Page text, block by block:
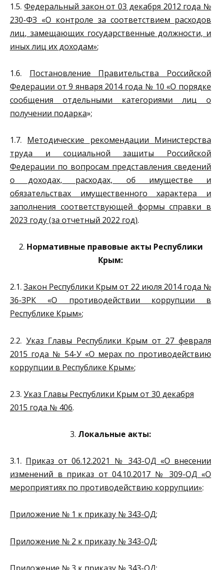
1.5. Федеральный закон от 03 декабря 2012 года №
230-ФЗ «О контроле за соответствием расходов
лиц, замещающих государственные должности, и
иных лиц их доходам»;
1.6. Постановление Правительства Российской
Федерации от 9 января 2014 года № 10 «О порядке
сообщения отдельными категориями лиц о
получении подарка»;
1.7. Методические рекомендации Министерства
труда и социальной защиты Российской
Федерации по вопросам представления сведений
о доходах, расходах, об имуществе и
обязательствах имущественного характера и
заполнения соответствующей формы справки в
2023 году (за отчетный 2022 год).
2. Нормативные правовые акты Республики
Крым:
2.1. Закон Республики Крым от 22 июля 2014 года №
36-ЗРК «О противодействии коррупции в
Республике Крым»;
2.2. Указ Главы Республики Крым от 27 февраля
2015 года № 54-У «О мерах по противодействию
коррупции в Республике Крым»;
2.3. Указ Главы Республики Крым от 30 декабря
2015 года № 406.
3. Локальные акты:
3.1. Приказ от 06.12.2021 № 343-ОД «О внесении
изменений в приказ от 04.10.2017 № 309-ОД «О
мероприятиях по противодействию коррупции»:
Приложение № 1 к приказу № 343-ОД;
Приложение № 2 к приказу № 343-ОД;